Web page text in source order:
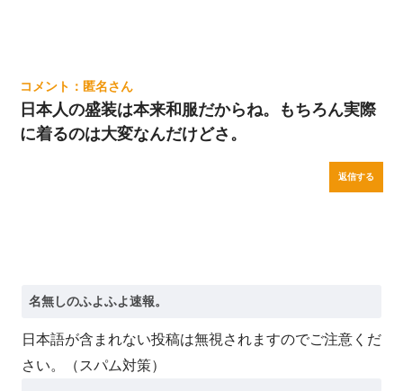
匿名
日本人の盛装は本来和服だからね。もちろん実際
に着るのは大変なんだけどさ。
返信する
日本語が含まれない投稿は無視されますのでご注意くだ
さい。（スパム対策）